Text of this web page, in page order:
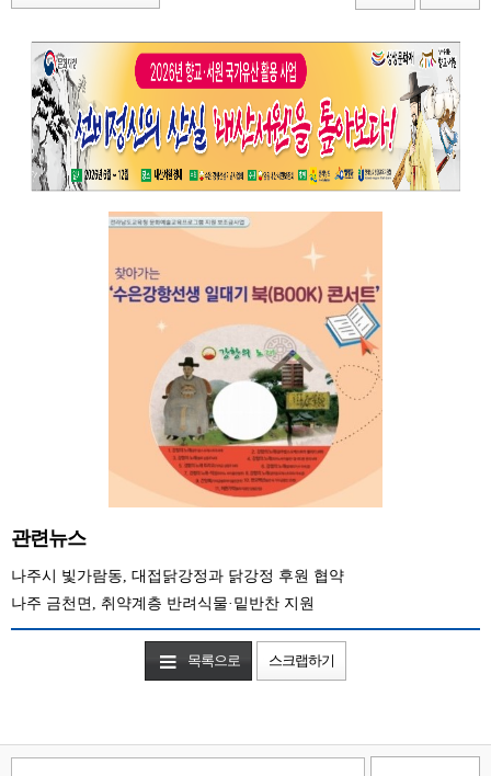
관련뉴스
나주시 빛가람동, 대접닭강정과 닭강정 후원 협약
나주 금천면, 취약계층 반려식물·밑반찬 지원
목록으로 스크랩하기